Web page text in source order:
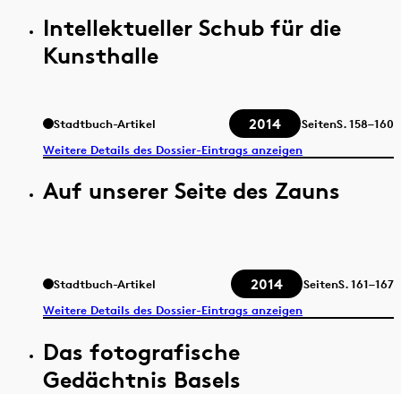
Intellektueller Schub für die
Kunsthalle
Stadtbuch-Artikel 2014 SeitenS.158–160
Weitere Details des Dossier-Eintrags anzeigen
Auf unserer Seite des Zauns
Stadtbuch-Artikel 2014 SeitenS.161–167
Weitere Details des Dossier-Eintrags anzeigen
Das fotografische
Gedächtnis Basels